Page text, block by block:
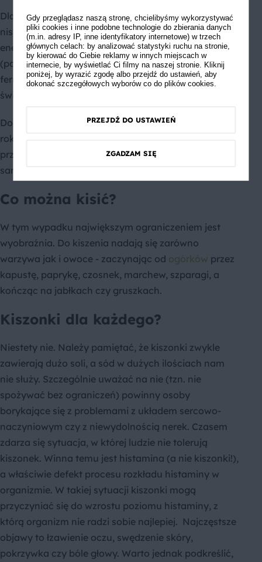
Dla wielu osób kiszonki będą po prostu smaczną i
niskokaloryczną przekąską. Istotnie, ich wartość
energetyczna i zawartość węglowodanów
(pamiętacie - bakterie mlekowe w procesie
fermentacji rozkładają cukier) jest nieco niższa niż w
świeżych odpowiednikach.
Dodajmy do tego, że kiszonki dostępne są przez cały
rok (w takiej formie produkty możemy długo
przechowywać). Możemy przygotować je
samodzielnie lub kupić za niewielkie pieniądze.
Co można kisić?
W tym wypadku największym ograniczeniem jest
wyobraźnia. Do kiszenia nadają się zarówno
warzywa jak i owoce - zaczynając od ogórków przez
kapustę, paprykę, czosnek, marchew, szparagi, a
kończąc na jabłkach czy gruszkach.
Kiszonki dla każdego?
Niestety nie. Należy pamiętać, że kiszonki zwykle
zawierają dużo soli, a sód w dużych ilościach nam
nie służy. Szczególnie uważać na nie (tzn. nie
spożywać bez ograniczeń) powinny osoby
borykające się z problemami z układem sercowo-
naczyniowym czy z niewydolnością nerek. Czasem
zdarza się sytuacja, w której ludzie nie tolerują
kiszonek. Winna temu jest histamina (a nie kiszonki!),
a właściwie defekt procesu rozkładu histaminy w
organizmie. W takiej sytuacji kiszonki mogą
przyczyniać się do wzrostu poziomu histaminy, z
którą organizm nie radzi sobie najlepiej. Najczęstsze
objawy to łzawienie oczu, swędzenie skóry,
pokrzywka czy bóle głowy. Warto jednak podkreślić,
Gdy przeglądasz naszą stronę, chcielibyśmy wykorzystywać
pliki cookies i inne podobne technologie do zbierania danych
(m.in. adresy IP, inne identyfikatory internetowe) w trzech
głównych celach: by analizować statystyki ruchu na stronie,
by kierować do Ciebie reklamy w innych miejscach w
internecie, by wyświetlać Ci filmy na naszej stronie. Kliknij
poniżej, by wyrazić zgodę albo przejdź do ustawień, aby
dokonać szczegółowych wyborów co do plików cookies.
PRZEJDŹ DO USTAWIEŃ
ZGADZAM SIĘ